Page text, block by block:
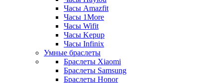
Часы Amazfit
Часы 1More
Часы Wifit
Часы Kepup
Часы Infinix
Умные браслеты
Браслеты Xiaomi
Браслеты Samsung
Браслеты Honor